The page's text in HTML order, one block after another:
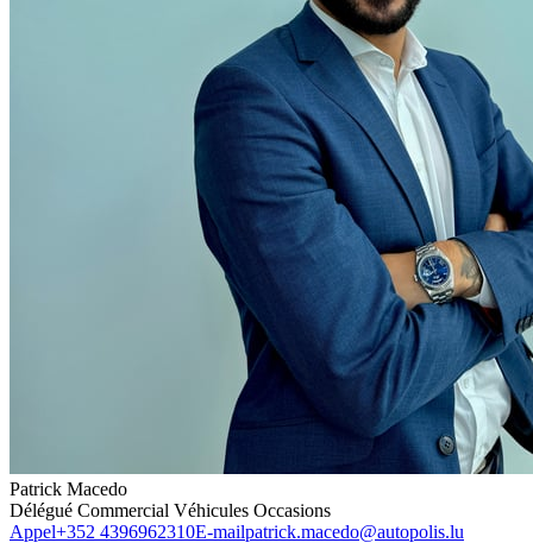
Patrick Macedo
Délégué Commercial Véhicules Occasions
Appel+352 4396962310E-mailpatrick.macedo@autopolis.lu